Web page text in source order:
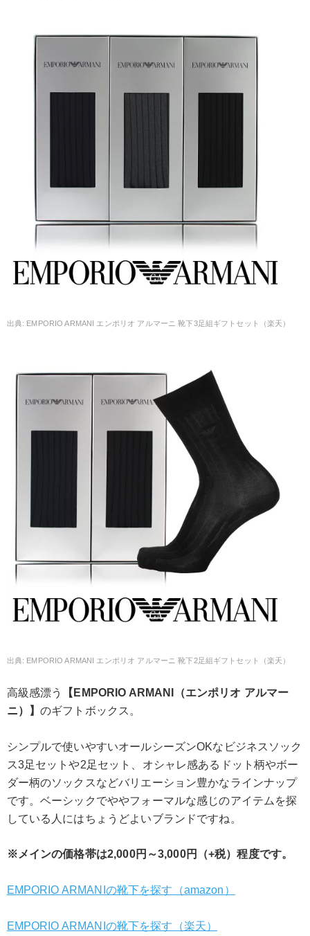
EMPORIO ARMANI エンポリオ アルマーニ 靴下3足組ギフトセット（楽天）
EMPORIO ARMANI エンポリオ アルマーニ 靴下2足組ギフトセット（楽天）
高級感漂う
【EMPORIO ARMANI（エンポリオ アルマー
ニ）】のギフトボックス。
シンプルで使いやすいオールシーズンOKなビジネスソック
ス3足セットや2足セット、オシャレ感あるドット柄やボー
ダー柄のソックスなどバリエーション豊かなラインナップ
です。ベーシックでややフォーマルな感じのアイテムを探
している人にはちょうどよいブランドですね。
※メインの価格帯は2,000円～3,000円（+税）程度です。
EMPORIO ARMANIの靴下を探す（amazon）
EMPORIO ARMANIの靴下を探す（楽天）